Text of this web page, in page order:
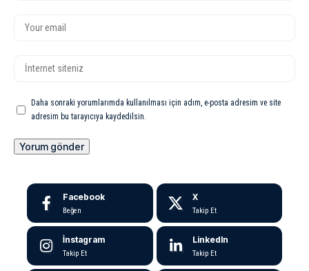
Daha sonraki yorumlarımda kullanılması için adım, e-posta adresim ve site
adresim bu tarayıcıya kaydedilsin.
Facebook
Beğen
X
Takip Et
İnstagram
Takip Et
LinkedIn
Takip Et